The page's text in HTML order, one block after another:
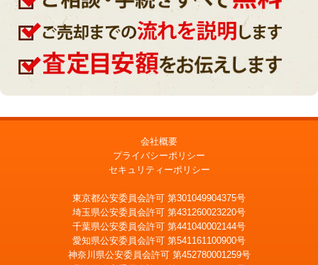
会社概要
プライバシーポリシー
セキュリティーポリシー
東京都公安委員会許可 第301049904375号
埼玉県公安委員会許可 第431260023220号
千葉県公安委員会許可 第441040002144号
愛知県公安委員会許可 第541161100900号
神奈川県公安委員会許可 第452780001259号